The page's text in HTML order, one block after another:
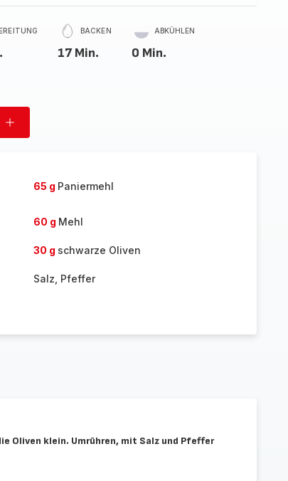
BACKEN
17 Min.
ABKÜHLEN
0 Min.
Personen
65 g Paniermehl
60 g Mehl
30 g schwarze Oliven
Salz, Pfeffer
Oliven klein. Umrühren, mit Salz und Pfeffer